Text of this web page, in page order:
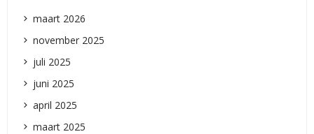
maart 2026
november 2025
juli 2025
juni 2025
april 2025
maart 2025